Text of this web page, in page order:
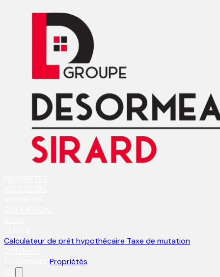
Calculateur de prêt hypothécaire Taxe de mutation
Propriétés